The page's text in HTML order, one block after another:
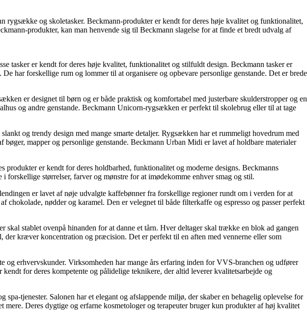
og skoletasker. Beckmann-produkter er kendt for deres høje kvalitet og funktionalitet,
produkter, kan man henvende sig til Beckmann slagelse for at finde et bredt udvalg af
tasker er kendt for deres høje kvalitet, funktionalitet og stilfuldt design. Beckmann tasker er
har forskellige rum og lommer til at organisere og opbevare personlige genstande. Det er brede
er designet til børn og er både praktisk og komfortabel med justerbare skulderstropper og en
og andre genstande. Beckmann Unicorn-rygsækken er perfekt til skolebrug eller til at tage
og trendy design med mange smarte detaljer. Rygsækken har et rummeligt hovedrum med
mapper og personlige genstande. Beckmann Urban Midi er lavet af holdbare materialer
er kendt for deres holdbarhed, funktionalitet og moderne designs. Beckmanns
størrelser, farver og mønstre for at imødekomme enhver smag og stil.
er lavet af nøje udvalgte kaffebønner fra forskellige regioner rundt om i verden for at
nødder og karamel. Den er velegnet til både filterkaffe og espresso og passer perfekt
stablet ovenpå hinanden for at danne et tårn. Hver deltager skal trække en blok ad gangen
kræver koncentration og præcision. Det er perfekt til en aften med vennerne eller som
erhvervskunder. Virksomheden har mange års erfaring inden for VVS-branchen og udfører
for deres kompetente og pålidelige teknikere, der altid leverer kvalitetsarbejde og
tjenester. Salonen har et elegant og afslappende miljø, der skaber en behagelig oplevelse for
Deres dygtige og erfarne kosmetologer og terapeuter bruger kun produkter af høj kvalitet